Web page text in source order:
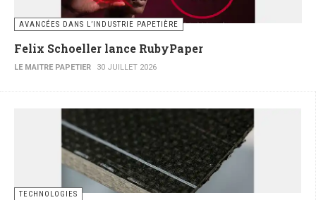
AVANCÉES DANS L’INDUSTRIE PAPETIÈRE
Felix Schoeller lance RubyPaper
LE MAITRE PAPETIER 30 JUILLET 2026
TECHNOLOGIES